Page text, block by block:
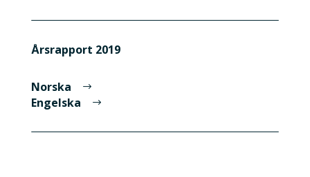
Årsrapport 2019
Norska
Engelska